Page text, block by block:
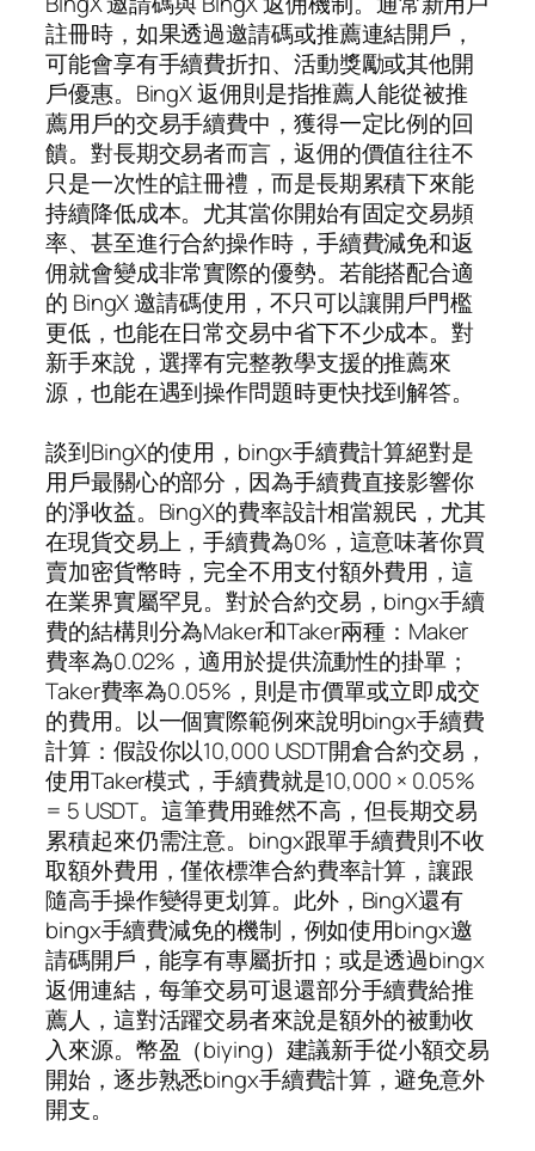
註冊時，如果透過邀請碼或推薦連結開戶，
可能會享有手續費折扣、活動獎勵或其他開
戶優惠。BingX 返佣則是指推薦人能從被推
薦用戶的交易手續費中，獲得一定比例的回
饋。對長期交易者而言，返佣的價值往往不
只是一次性的註冊禮，而是長期累積下來能
持續降低成本。尤其當你開始有固定交易頻
率、甚至進行合約操作時，手續費減免和返
佣就會變成非常實際的優勢。若能搭配合適
的 BingX 邀請碼使用，不只可以讓開戶門檻
更低，也能在日常交易中省下不少成本。對
新手來說，選擇有完整教學支援的推薦來
源，也能在遇到操作問題時更快找到解答。
談到BingX的使用，bingx手續費計算絕對是
用戶最關心的部分，因為手續費直接影響你
的淨收益。BingX的費率設計相當親民，尤其
在現貨交易上，手續費為0%，這意味著你買
賣加密貨幣時，完全不用支付額外費用，這
在業界實屬罕見。對於合約交易，bingx手續
費的結構則分為Maker和Taker兩種：Maker
費率為0.02%，適用於提供流動性的掛單；
Taker費率為0.05%，則是市價單或立即成交
的費用。以一個實際範例來說明bingx手續費
計算：假設你以10,000 USDT開倉合約交易，
使用Taker模式，手續費就是10,000 × 0.05%
= 5 USDT。這筆費用雖然不高，但長期交易
累積起來仍需注意。bingx跟單手續費則不收
取額外費用，僅依標準合約費率計算，讓跟
隨高手操作變得更划算。此外，BingX還有
bingx手續費減免的機制，例如使用bingx邀
請碼開戶，能享有專屬折扣；或是透過bingx
返佣連結，每筆交易可退還部分手續費給推
薦人，這對活躍交易者來說是額外的被動收
入來源。幣盈（biying）建議新手從小額交易
開始，逐步熟悉bingx手續費計算，避免意外
開支。